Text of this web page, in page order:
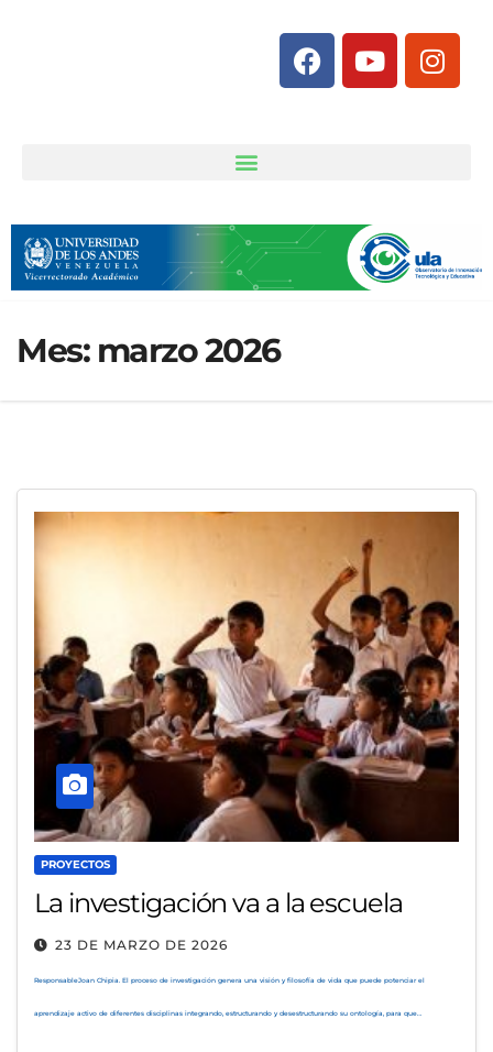
Mes: marzo 2026
PROYECTOS
La investigación va a la escuela
23 DE MARZO DE 2026
ResponsableJoan Chipia. El proceso de investigación genera una visión y filosofía de vida que puede potenciar el
aprendizaje activo de diferentes disciplinas integrando, estructurando y desestructurando su ontología, para que…